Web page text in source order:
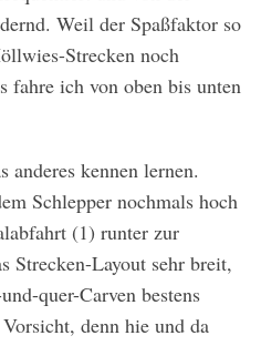
Weil der Spaßfaktor so
Strecken noch
fahre ich von oben bis unten
kennen lernen.
Schlepper nochmals hoch
(1) runter zur
Strecken-Layout sehr breit,
quer-Carven bestens
denn hie und da